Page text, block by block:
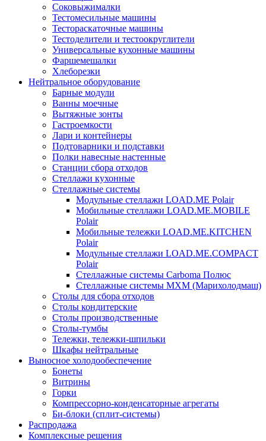
Соковыжималки
Тестомесильные машины
Тестораскаточные машины
Тестоделители и тестоокруглители
Универсальные кухонные машины
Фаршемешалки
Хлеборезки
Нейтральное оборудование
Барные модули
Ванны моечные
Вытяжные зонты
Гастроемкости
Лари и контейнеры
Подтоварники и подставки
Полки навесные настенные
Станции сбора отходов
Стеллажи кухонные
Стеллажные системы
Модульные стеллажи LOAD.ME Polair
Мобильные стеллажи LOAD.ME.MOBILE
Polair
Мобильные тележки LOAD.ME.KITCHEN
Polair
Модульные стеллажи LOAD.ME.COMPACT
Polair
Стеллажные системы Carboma Полюс
Стеллажные системы МХМ (Марихолодмаш)
Столы для сбора отходов
Столы кондитерские
Столы производственные
Столы-тумбы
Тележки, тележки-шпильки
Шкафы нейтральные
Выносное холодообеспечение
Бонеты
Витрины
Горки
Компрессорно-конденсаторные агрегаты
Би-блоки (сплит-системы)
Распродажа
Комплексные решения